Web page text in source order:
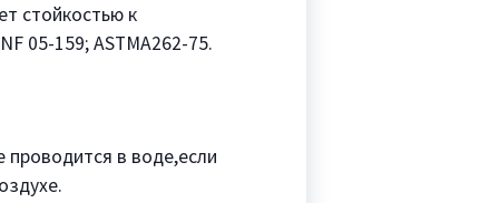
стойкостью к
05-159; ASTMA262-75.
проводится в воде,если